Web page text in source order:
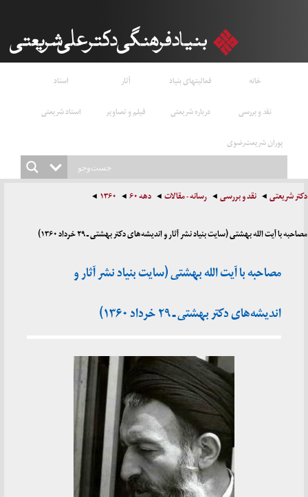
خانه فعالیتهای بنیاد آثار
اسناد
نقد و بررسی
درباره شریعتی فیلم و تصاویر
استاد شریعتی
پوران شریعت‌رضوی
دکتر شریعتی نقد و بررسی رسانه - مقالات دهه ۶۰ ۱۳۶۰
مصاحبه با آیت الله بهشتی (سایت بنیاد نشر آثار و اندیشه‌های دکتر بهشتی ـ ۲۹ خرداد ۱۳۶۰)
مصاحبه با آیت الله بهشتی (سایت بنیاد نشر آثار و
اندیشه‌های دکتر بهشتی ـ ۲۹ خرداد ۱۳۶۰)